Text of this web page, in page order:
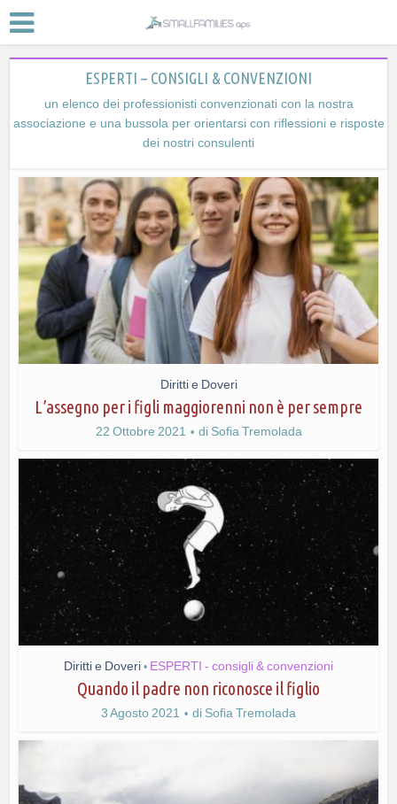
ESPERTI – CONSIGLI & CONVENZIONI
un elenco dei professionisti convenzionati con la nostra
associazione e una bussola per orientarsi con riflessioni e risposte
dei nostri consulenti
Diritti e Doveri
L’assegno per i figli maggiorenni non è per sempre
22 Ottobre 2021 di Sofia Tremolada
Diritti e Doveri • ESPERTI - consigli & convenzioni
Quando il padre non riconosce il figlio
3 Agosto 2021 di Sofia Tremolada